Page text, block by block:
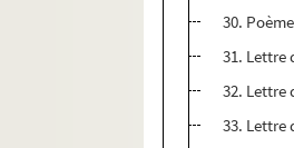
30.
31. Lettre
32. Lettre
33. Lettre